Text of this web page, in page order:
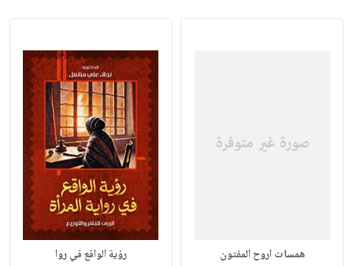
همسات اروح المفتون رؤية الواقع في روا